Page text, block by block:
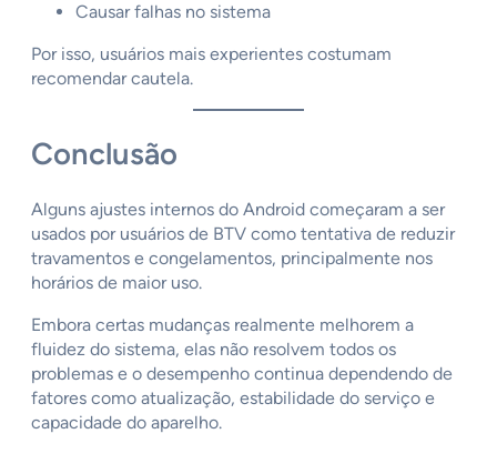
Causar falhas no sistema
Por isso, usuários mais experientes costumam
recomendar cautela.
Conclusão
Alguns ajustes internos do Android começaram a ser
usados por usuários de BTV como tentativa de reduzir
travamentos e congelamentos, principalmente nos
horários de maior uso.
Embora certas mudanças realmente melhorem a
fluidez do sistema, elas não resolvem todos os
problemas e o desempenho continua dependendo de
fatores como atualização, estabilidade do serviço e
capacidade do aparelho.